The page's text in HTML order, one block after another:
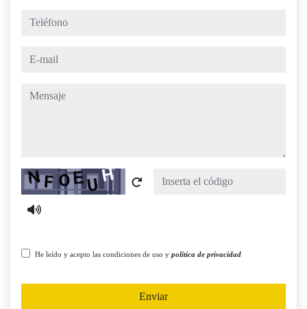
teléfono
e-mail
mensaje
Captcha
He leído y acepto las condiciones de uso y política de privacidad
Enviar